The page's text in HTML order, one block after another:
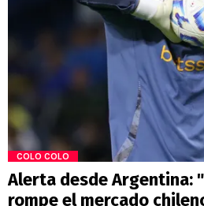
COLO COLO
Alerta desde Argentina:
rompe el mercado